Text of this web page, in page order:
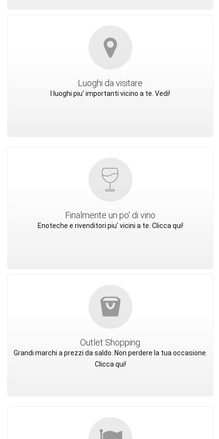
Luoghi da visitare
I luoghi piu' importanti vicino a te. Vedi!
Finalmente un po' di vino
Enoteche e rivenditori piu' vicini a te. Clicca qui!
Outlet Shopping
Grandi marchi a prezzi da saldo. Non perdere la tua occasione.
Clicca qui!